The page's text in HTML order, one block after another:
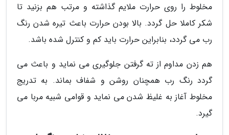
مخلوط را روی حرارت ملایم گذاشته و مرتب هم بزنید تا
شکر کاملا حل گردد. بالا بودن حرارت باعث تیره شدن رنگ
رب می گردد، بنابراین حرارت باید کم و کنترل شده باشد.
هم زدن مداوم از ته گرفتن جلوگیری می نماید و باعث می
گردد رنگ رب همچنان روشن و شفاف بماند. به تدریج
مخلوط آغاز به غلیظ شدن می نماید و قوامی شبیه مربا می
گیرد.